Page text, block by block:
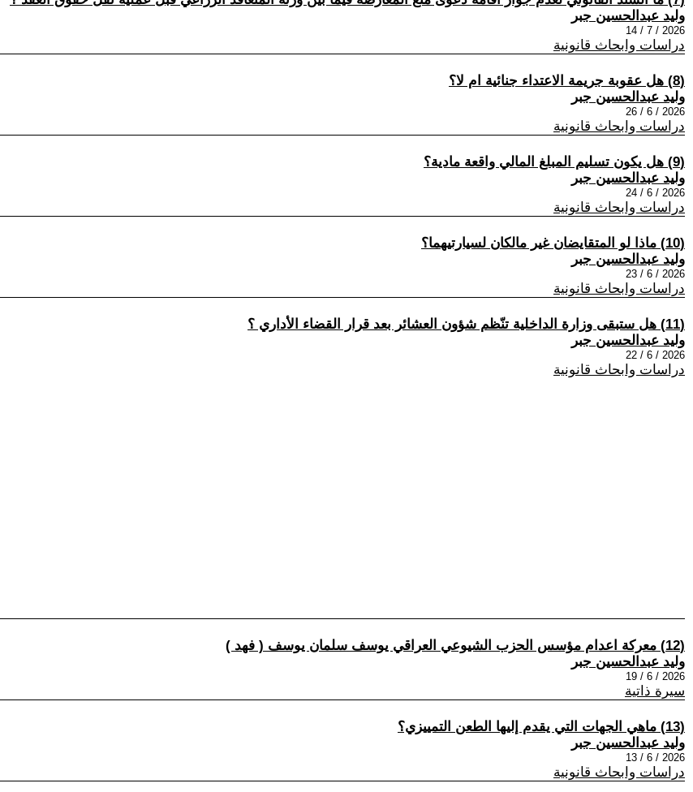
وليد عبدالحسين جبر
2026 / 7 / 14
دراسات وابحاث قانونية
(8) هل عقوبة جريمة الاعتداء جنائية ام لا؟
وليد عبدالحسين جبر
2026 / 6 / 26
دراسات وابحاث قانونية
(9) هل يكون تسليم المبلغ المالي واقعة مادية؟
وليد عبدالحسين جبر
2026 / 6 / 24
دراسات وابحاث قانونية
(10) ماذا لو المتقايضان غير مالكان لسيارتيهما؟
وليد عبدالحسين جبر
2026 / 6 / 23
دراسات وابحاث قانونية
(11) هل ستبقى وزارة الداخلية تنّظم شؤون العشائر بعد قرار القضاء الأداري ؟
وليد عبدالحسين جبر
2026 / 6 / 22
دراسات وابحاث قانونية
(12) معركة اعدام مؤسس الحزب الشيوعي العراقي يوسف سلمان يوسف ( فهد )
وليد عبدالحسين جبر
2026 / 6 / 19
سيرة ذاتية
(13) ماهي الجهات التي يقدم إليها الطعن التمييزي؟
وليد عبدالحسين جبر
2026 / 6 / 13
دراسات وابحاث قانونية